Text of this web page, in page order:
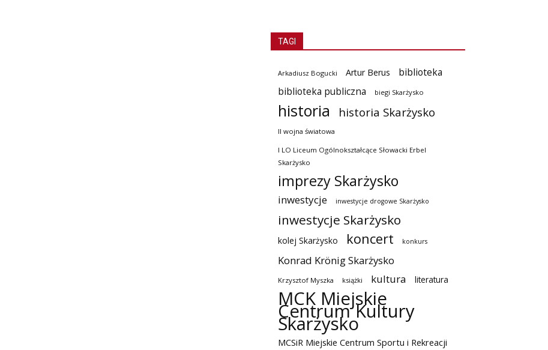
TAGI
Arkadiusz Bogucki Artur Berus
biblioteka
biblioteka publiczna
biegi Skarżysko
historia historia Skarżysko
II wojna światowa
I LO Liceum Ogólnokształcące Słowacki Erbel
Skarżysko
imprezy Skarżysko
inwestycje inwestycje drogowe Skarżysko
inwestycje Skarżysko
kolej Skarżysko koncert konkurs
Konrad Krönig Skarżysko
Krzysztof Myszka książki kultura literatura
MCK Miejskie
Centrum Kultury
Skarżysko
MCSiR Miejskie Centrum Sportu i Rekreacji